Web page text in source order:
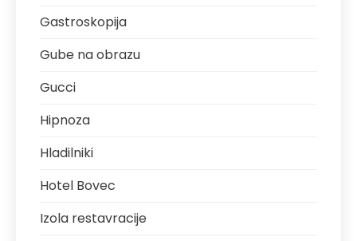
Gastroskopija
Gube na obrazu
Gucci
Hipnoza
Hladilniki
Hotel Bovec
Izola restavracije